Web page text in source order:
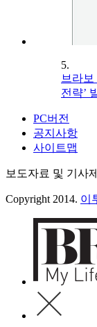
5.
브라보
전략’
PC버전
공지사항
사이트맵
보도자료 및 기사
Copyright 2014. 이